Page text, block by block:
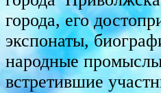
города, его
экспонаты,
народные
встретившие